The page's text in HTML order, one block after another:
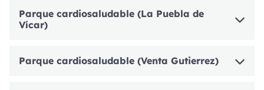
Parque cardiosaludable (La Puebla de
Vícar)
Parque cardiosaludable (Venta Gutierrez)